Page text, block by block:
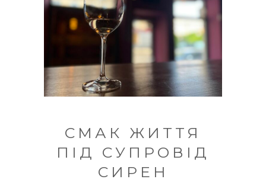
СМАК ЖИТТЯ
ПІД СУПРОВІД
СИРЕН